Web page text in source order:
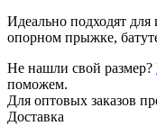
Идеально подходят для
опорном прыжке,
Не нашли свой размер?
поможем.
Для оптовых заказов
Доставка